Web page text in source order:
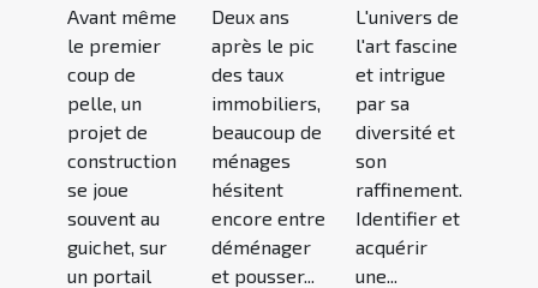
Avant même
le premier
coup de
pelle, un
projet de
construction
se joue
souvent au
guichet, sur
un portail
Deux ans
après le pic
des taux
immobiliers,
beaucoup de
ménages
hésitent
encore entre
déménager
et pousser...
L'univers de
l'art fascine
et intrigue
par sa
diversité et
son
raffinement.
Identifier et
acquérir
une...